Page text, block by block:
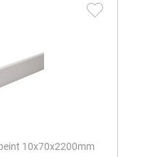
10x70x2200mm